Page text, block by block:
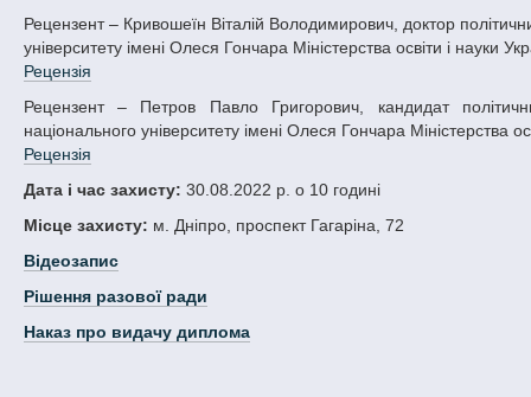
Рецензент – Кривошеїн Віталій Володимирович, доктор політичних наук, професор, завідувач кафедри соціології Дніпровського національного
університету імені Олеся Гончара Міністерства освіти і науки
Рецензія
Рецензент – Петров Павло Григорович, кандидат політичних наук, доцент, доцент кафедри міжнародних відносин Дніпровського
національного університету імені Олеся Гончара Міністерства
Рецензія
Дата і час захисту: 30.08.2022 р. о 10 годині
Місце захисту: м. Дніпро, проспект Гагаріна, 72
Відеозапис
Рішення разової ради
Наказ про видачу диплома